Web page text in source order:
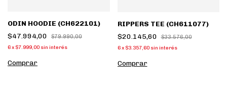
ODIN HOODIE (CH622101)
$47.994,00
$79.990,00
6x $7.999,00 sin interés
Comprar
RIPPERS TEE (CH611077)
$20.145,60
$33.576,00
6 x $3.357,60 sin interés
Comprar